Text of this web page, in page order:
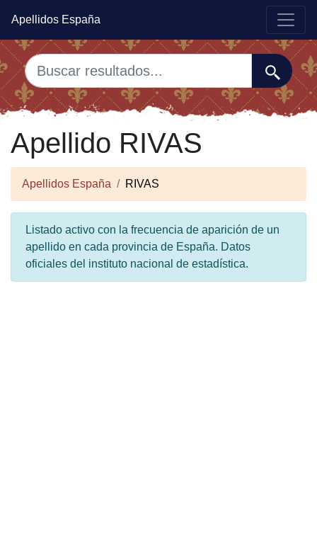
Apellidos España
Apellido RIVAS
Apellidos España RIVAS
Listado activo con la frecuencia de aparición de un
apellido en cada provincia de España. Datos
oficiales del instituto nacional de estadística.